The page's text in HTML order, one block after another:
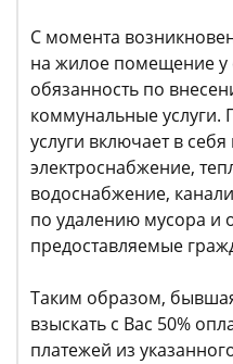
С момента
на жилое помещение у
обязанность по
коммунальные услуги.
услуги включает в себя
электроснабжение,
водоснабжение,
по удалению мусора и
предоставляемые
Таким образом,
взыскать с Вас 50%
платежей из